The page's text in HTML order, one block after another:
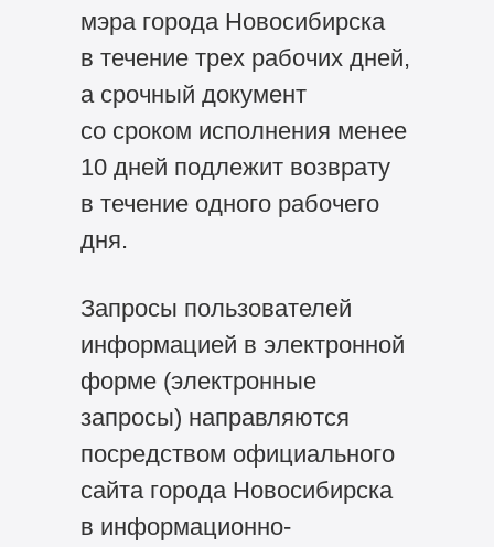
мэра города Новосибирска
в течение трех рабочих дней,
а срочный документ
со сроком исполнения менее
10 дней подлежит возврату
в течение одного рабочего
дня.
Запросы пользователей
информацией в электронной
форме (электронные
запросы) направляются
посредством официального
сайта города Новосибирска
в информационно-